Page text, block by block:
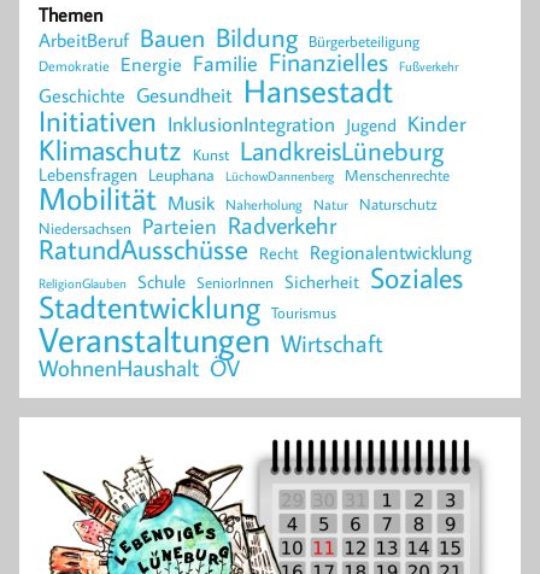
Themen
ArbeitBeruf Bauen Bildung Bürgerbeteiligung
Demokratie Energie Familie Finanzielles Fußverkehr
Geschichte Gesundheit Hansestadt
Initiativen InklusionIntegration Jugend Kinder
Klimaschutz Kunst LandkreisLüneburg
Lebensfragen Leuphana LüchowDannenberg Menschenrechte
Mobilität Musik Naherholung Natur Naturschutz
Niedersachsen Parteien Radverkehr
RatundAusschüsse Recht Regionalentwicklung
ReligionGlauben Schule SeniorInnen Sicherheit Soziales
Stadtentwicklung Tourismus
Veranstaltungen Wirtschaft
WohnenHaushalt ÖV